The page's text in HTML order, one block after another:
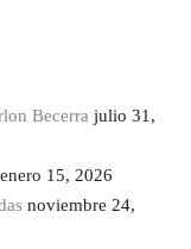
Becerra julio 31,
enero 15, 2026
noviembre 24,